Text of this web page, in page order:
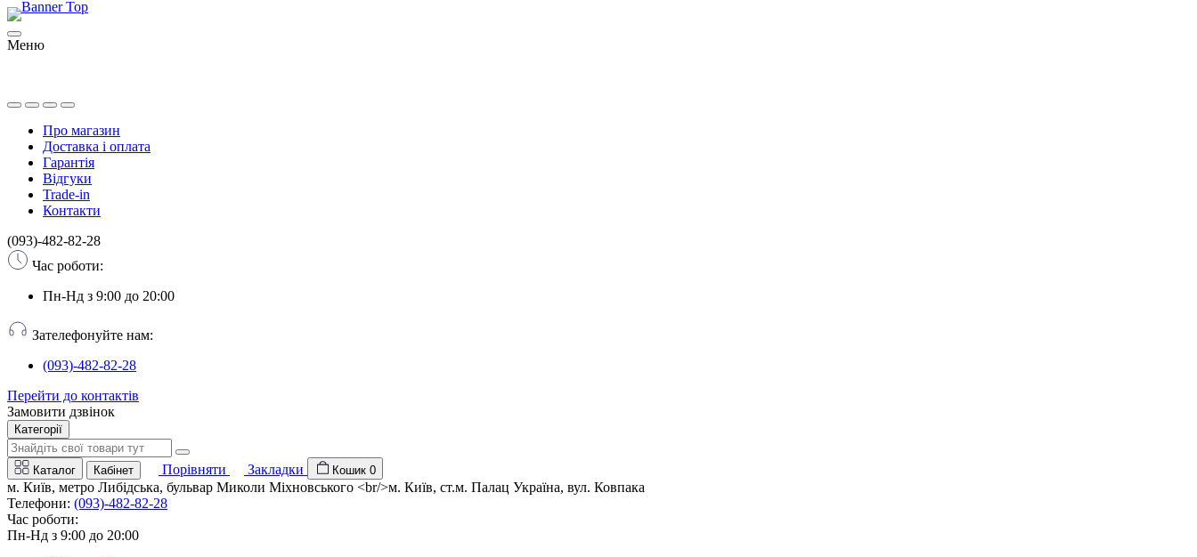
Меню
Про магазин
Доставка і оплата
Гарантія
Відгуки
Trade-in
Контакти
(093)-482-82-28
Час роботи:
Пн-Нд з 9:00 до 20:00
Зателефонуйте нам:
(093)-482-82-28
Перейти до контактів
Замовити дзвінок
Категорії
Каталог Кабінет Порівняти Закладки Кошик 0
м. Київ, метро Либідська, бульвар Миколи Міхновського <br/>м. Київ, ст.м. Палац Україна, вул. Ковпака
Телефони: (093)-482-82-28
Час роботи:
Пн-Нд з 9:00 до 20:00